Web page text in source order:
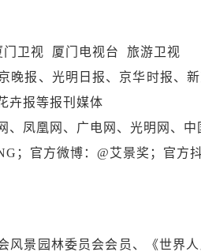
门卫视 厦门电视台 旅游卫视
晚报、光明日报、京华时报、
卉报等报刊媒体
、凤凰网、广电网、光明网、
；官方微博：@艾景奖；官方
景园林委员会会员、《世界